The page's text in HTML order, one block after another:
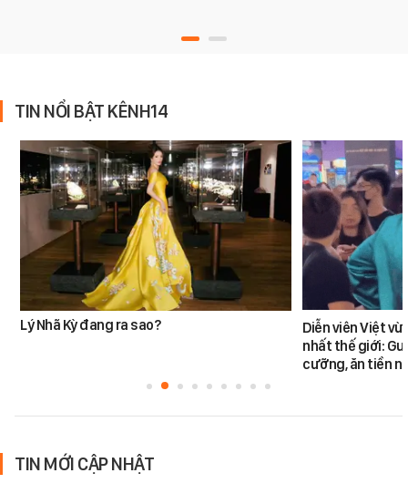
TIN NỔI BẬT KÊNH14
Lý Nhã Kỳ đang ra sao?
Diễn viên Việt
nhất thế giới:
cưỡng, ăn tiền
TIN MỚI CẬP NHẬT